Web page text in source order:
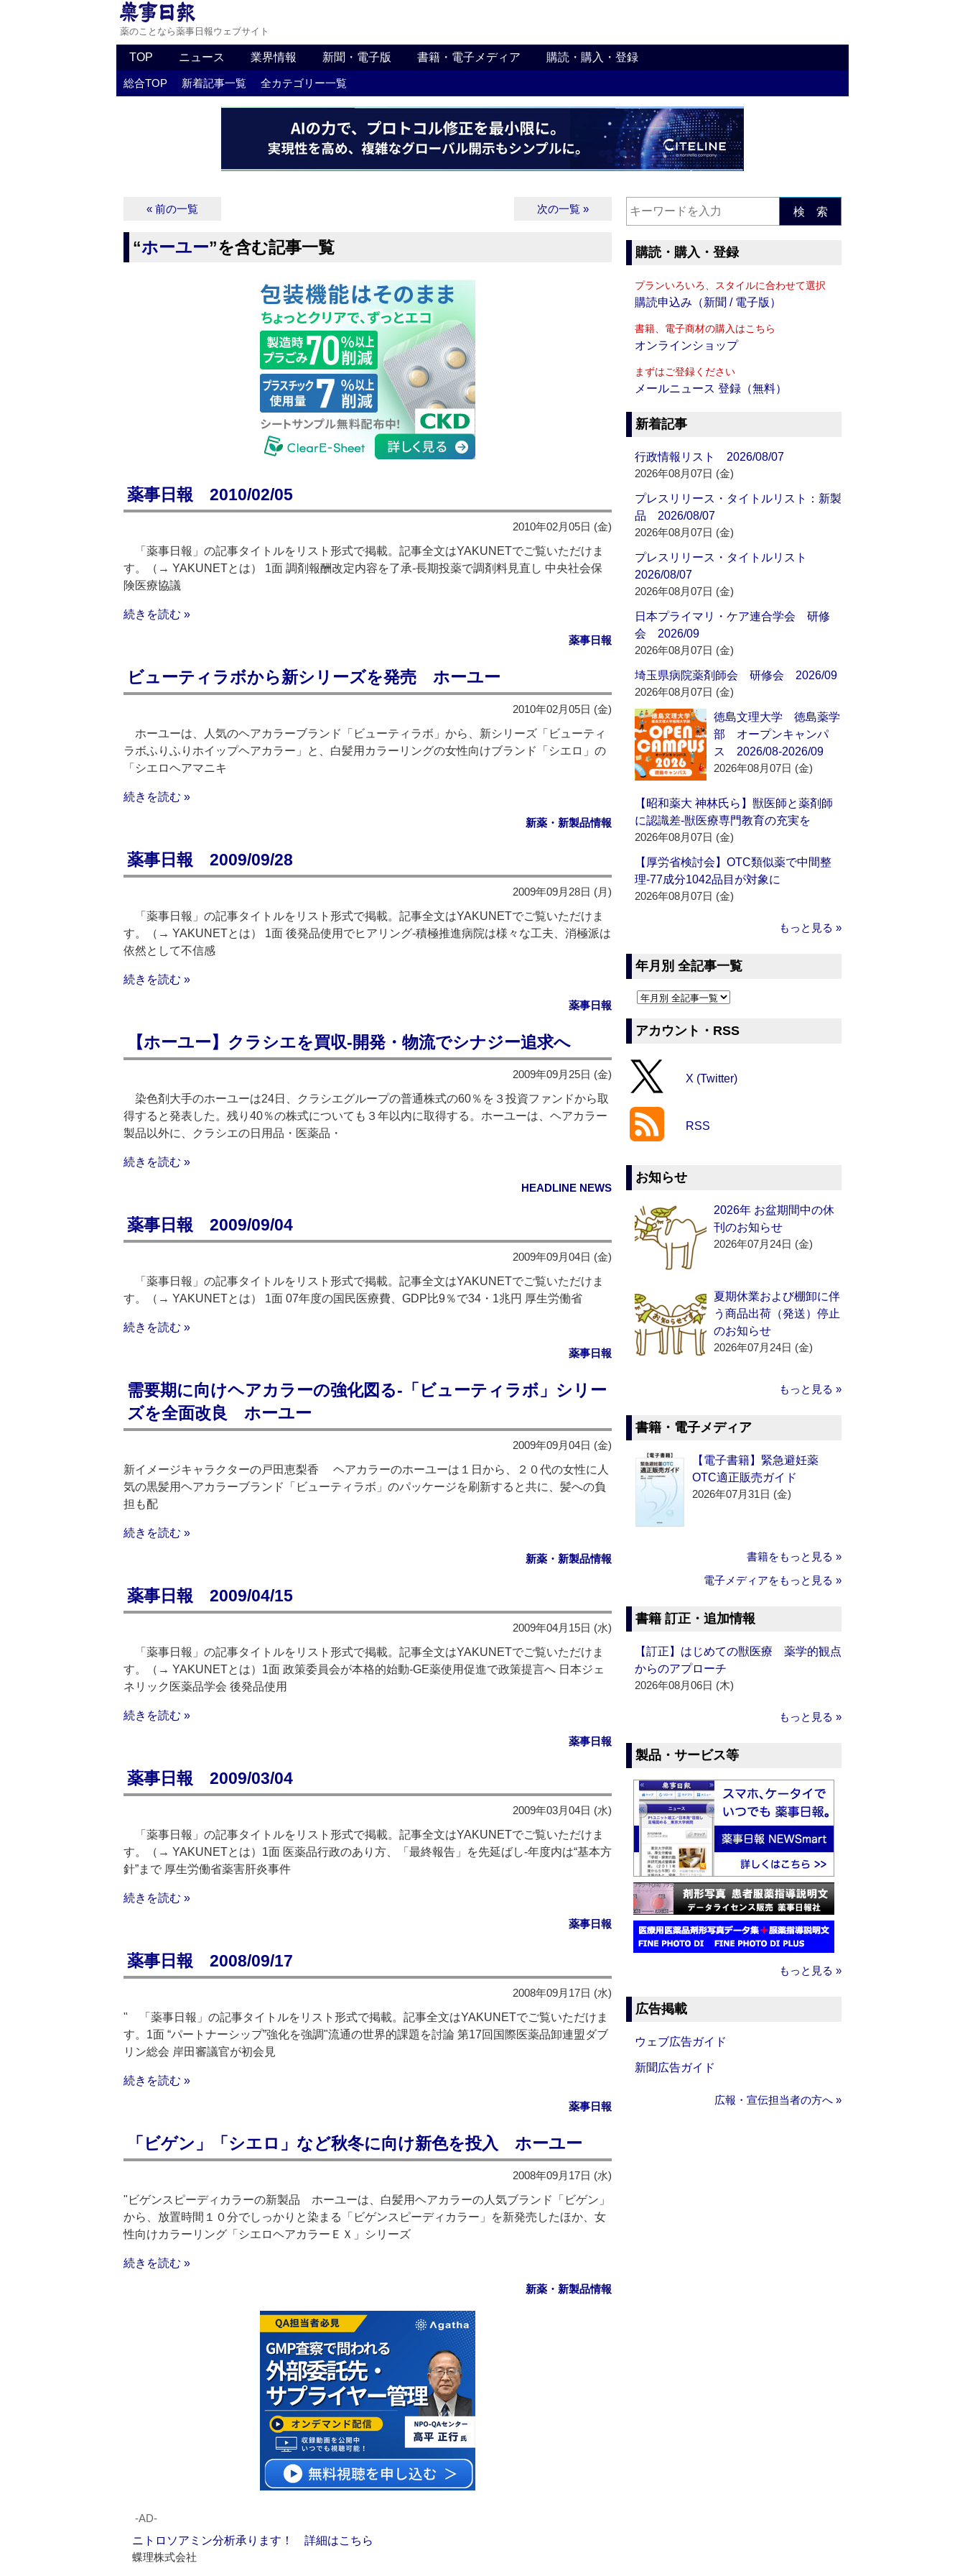
薬のことなら薬事日報ウェブサイト
TOP ニュース 業界情報 新聞・電子版 書籍・電子メディア 購読・購入・登録
総合TOP 新着記事一覧 全カテゴリー一覧
« 前の一覧 次の一覧 »
“ホーユー”を含む記事一覧
薬事日報 2010/02/05
2010年02月05日 (金)
「薬事日報」の記事タイトルをリスト形式で掲載。記事全文はYAKUNETでご覧いただけま
す。（→ YAKUNETとは） 1面 調剤報酬改定内容を了承‐長期投薬で調剤料見直し 中央社会保
険医療協議
続きを読む »
薬事日報
ビューティラボから新シリーズを発売 ホーユー
2010年02月05日 (金)
ホーユーは、人気のヘアカラーブランド「ビューティラボ」から、新シリーズ「ビューティ
ラボふりふりホイップヘアカラー」と、白髪用カラーリングの女性向けブランド「シエロ」の
「シエロヘアマニキ
続きを読む »
新薬・新製品情報
薬事日報 2009/09/28
2009年09月28日 (月)
「薬事日報」の記事タイトルをリスト形式で掲載。記事全文はYAKUNETでご覧いただけま
す。（→ YAKUNETとは） 1面 後発品使用でヒアリング‐積極推進病院は様々な工夫、消極派は
依然として不信感
続きを読む »
薬事日報
【ホーユー】クラシエを買収‐開発・物流でシナジー追求へ
2009年09月25日 (金)
染色剤大手のホーユーは24日、クラシエグループの普通株式の60％を３投資ファンドから取
得すると発表した。残り40％の株式についても３年以内に取得する。ホーユーは、ヘアカラー
製品以外に、クラシエの日用品・医薬品・
続きを読む »
HEADLINE NEWS
薬事日報 2009/09/04
2009年09月04日 (金)
「薬事日報」の記事タイトルをリスト形式で掲載。記事全文はYAKUNETでご覧いただけま
す。（→ YAKUNETとは） 1面 07年度の国民医療費、GDP比9％で34・1兆円 厚生労働省
続きを読む »
薬事日報
需要期に向けヘアカラーの強化図る‐「ビューティラボ」シリー
ズを全面改良 ホーユー
2009年09月04日 (金)
新イメージキャラクターの戸田恵梨香 ヘアカラーのホーユーは１日から、２０代の女性に人
気の黒髪用ヘアカラーブランド「ビューティラボ」のパッケージを刷新すると共に、髪への負
担も配
続きを読む »
新薬・新製品情報
薬事日報 2009/04/15
2009年04月15日 (水)
「薬事日報」の記事タイトルをリスト形式で掲載。記事全文はYAKUNETでご覧いただけま
す。（→ YAKUNETとは）1面 政策委員会が本格的始動‐GE薬使用促進で政策提言へ 日本ジェ
ネリック医薬品学会 後発品使用
続きを読む »
薬事日報
薬事日報 2009/03/04
2009年03月04日 (水)
「薬事日報」の記事タイトルをリスト形式で掲載。記事全文はYAKUNETでご覧いただけま
す。（→ YAKUNETとは）1面 医薬品行政のあり方、「最終報告」を先延ばし‐年度内は“基本方
針”まで 厚生労働省薬害肝炎事件
続きを読む »
薬事日報
薬事日報 2008/09/17
2008年09月17日 (水)
" 「薬事日報」の記事タイトルをリスト形式で掲載。記事全文はYAKUNETでご覧いただけま
す。1面 “パートナーシップ”強化を強調"流通の世界的課題を討論 第17回国際医薬品卸連盟ダブ
リン総会 岸田審議官が初会見
続きを読む »
薬事日報
「ビゲン」「シエロ」など秋冬に向け新色を投入 ホーユー
2008年09月17日 (水)
"ビゲンスピーディカラーの新製品 ホーユーは、白髪用ヘアカラーの人気ブランド「ビゲン」
から、放置時間１０分でしっかりと染まる「ビゲンスピーディカラー」を新発売したほか、女
性向けカラーリング「シエロヘアカラーＥＸ」シリーズ
続きを読む »
新薬・新製品情報
‐AD‐
ニトロソアミン分析承ります！ 詳細はこちら
蝶理株式会社
検 索
購読・購入・登録
プランいろいろ、スタイルに合わせて選択
購読申込み（新聞 / 電子版）
書籍、電子商材の購入はこちら
オンラインショップ
まずはご登録ください
メールニュース 登録（無料）
新着記事
行政情報リスト 2026/08/07
2026年08月07日 (金)
プレスリリース・タイトルリスト：新製
品 2026/08/07
2026年08月07日 (金)
プレスリリース・タイトルリスト
2026/08/07
2026年08月07日 (金)
日本プライマリ・ケア連合学会 研修
会 2026/09
2026年08月07日 (金)
埼玉県病院薬剤師会 研修会 2026/09
2026年08月07日 (金)
徳島文理大学 徳島薬学
部 オープンキャンパ
ス 2026/08-2026/09
2026年08月07日 (金)
【昭和薬大 神林氏ら】獣医師と薬剤師
に認識差‐獣医療専門教育の充実を
2026年08月07日 (金)
【厚労省検討会】OTC類似薬で中間整
理‐77成分1042品目が対象に
2026年08月07日 (金)
もっと見る »
年月別 全記事一覧
アカウント・RSS
X (Twitter)
RSS
お知らせ
2026年 お盆期間中の休
刊のお知らせ
2026年07月24日 (金)
夏期休業および棚卸に伴
う商品出荷（発送）停止
のお知らせ
2026年07月24日 (金)
もっと見る »
書籍・電子メディア
【電子書籍】緊急避妊薬
OTC適正販売ガイド
2026年07月31日 (金)
書籍をもっと見る »
電子メディアをもっと見る »
書籍 訂正・追加情報
【訂正】はじめての獣医療 薬学的観点
からのアプローチ
2026年08月06日 (木)
もっと見る »
製品・サービス等
もっと見る »
広告掲載
ウェブ広告ガイド
新聞広告ガイド
広報・宣伝担当者の方へ »